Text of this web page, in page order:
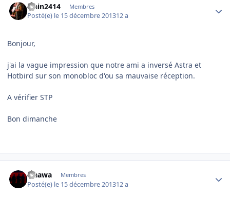
alain2414 Membres
Posté(e) le 15 décembre 201312 a
Bonjour,
j'ai la vague impression que notre ami a inversé Astra et
Hotbird sur son monobloc d'ou sa mauvaise réception.
A vérifier STP
Bon dimanche
waawa Membres
Posté(e) le 15 décembre 201312 a